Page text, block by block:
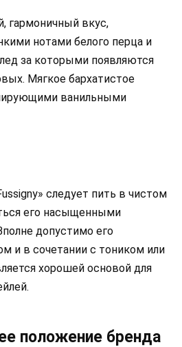
гармоничный вкус,
нотами белого перца и
за которыми появляются
Мягкое бархатистое
ванильными
следует пить в чистом
его насыщенными
допустимо его
и в сочетании с тоником или
хорошей основой для
положение бренда